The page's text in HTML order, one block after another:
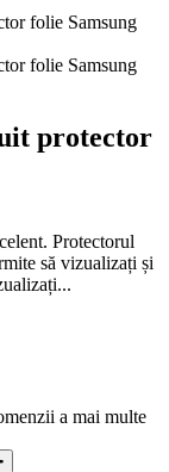
protector
Protectorul
să vizualizați și
a mai multe